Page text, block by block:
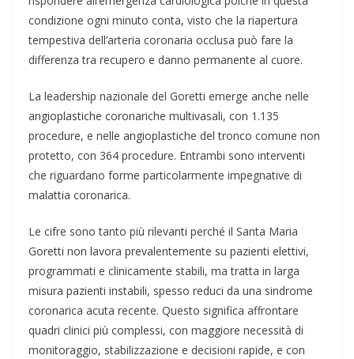
condizione ogni minuto conta, visto che la riapertura
tempestiva dell’arteria coronaria occlusa può fare la
differenza tra recupero e danno permanente al cuore.
La leadership nazionale del Goretti emerge anche nelle
angioplastiche coronariche multivasali, con 1.135
procedure, e nelle angioplastiche del tronco comune non
protetto, con 364 procedure. Entrambi sono interventi
che riguardano forme particolarmente impegnative di
malattia coronarica.
Le cifre sono tanto più rilevanti perché il Santa Maria
Goretti non lavora prevalentemente su pazienti elettivi,
programmati e clinicamente stabili, ma tratta in larga
misura pazienti instabili, spesso reduci da una sindrome
coronarica acuta recente. Questo significa affrontare
quadri clinici più complessi, con maggiore necessità di
monitoraggio, stabilizzazione e decisioni rapide, e con